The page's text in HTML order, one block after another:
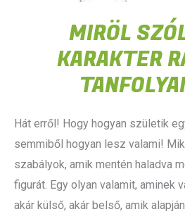
MIRÖL
KARAKTER
Hát erről! Hogy hogyan születik
semmiből hogyan lesz valami!
szabályok, amik mentén haladva
figurát. Egy olyan valamit, aminek
akár külső, akár belső, amik